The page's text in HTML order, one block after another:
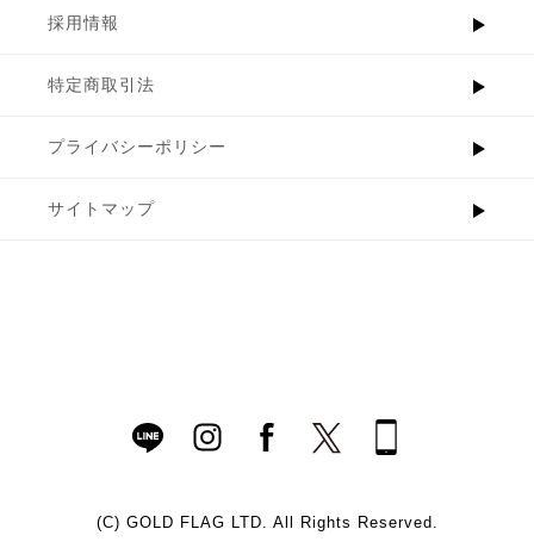
採用情報
特定商取引法
プライバシーポリシー
サイトマップ
(C) GOLD FLAG LTD. All Rights Reserved.